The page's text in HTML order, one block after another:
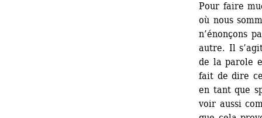
Pour faire
où nous
n’énonçons
autre. Il
de la parole
fait de dire
en tant que
voir aussi